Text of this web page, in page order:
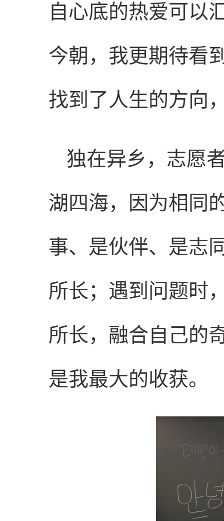
自心底的热爱可以
今朝，我更期待看
找到了人生的方向
独在异乡，志愿
湖四海，因为相同
事、是伙伴、是志
所长；遇到问题时
所长，融合自己的
是我最大的收获。